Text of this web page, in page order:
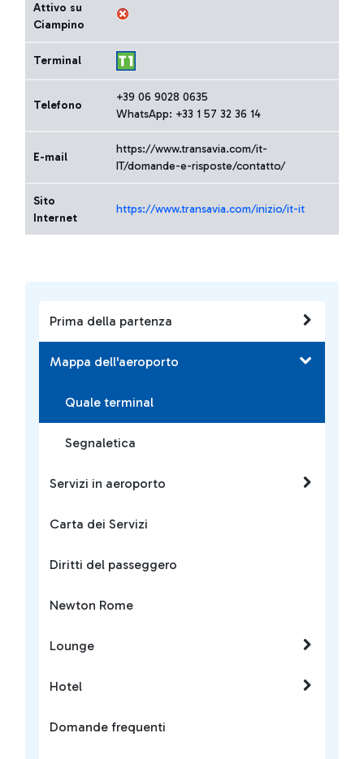
Prima della partenza
Mappa dell'aeroporto
Quale terminal
Segnaletica
Servizi in aeroporto
Carta dei Servizi
Diritti del passeggero
Newton Rome
Lounge
Hotel
Domande frequenti
Attivo su
Ciampino
Terminal
Telefono
+39 06 9028 0635
WhatsApp: +33 1 57 32 36 14
E-mail
https://www.transavia.com/it-
IT/domande-e-risposte/contatto/
Sito
Internet
https://www.transavia.com/inizio/it-it